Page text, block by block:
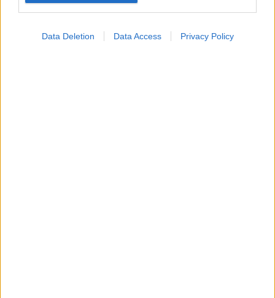
Data Deletion Data Access Privacy Policy